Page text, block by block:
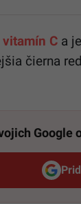
vitamín C a
čierna
Google